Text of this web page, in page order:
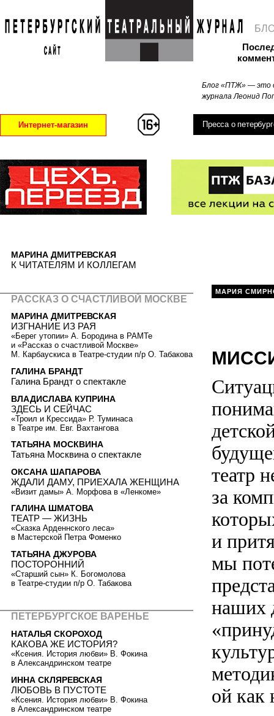
Блог «ПТЖ» — это
журнала Леонид
Интернет-магазин Пресса о
МАРИЯ
театр
за
и
мы
наших
ой как
МАРИНА ДМИТРЕВСКАЯ
К ЧИТАТЕЛЯМ И КОЛЛЕГАМ
РАССКАЗ О СЧАСТЛИВОЙ МОСКВЕ
МАРИНА ДМИТРЕВСКАЯ
ИЗГНАНИЕ ИЗ РАЯ
«Берег утопии» А. Бородина в РАМТе
и «Рассказ о счастливой Москве»
М. Карбаускиса в Театре-студии п/р О. Табакова
ГАЛИНА БРАНДТ
Галина Брандт о спектакле
ВЛАДИСЛАВА КУПРИНА
ЗДЕСЬ И СЕЙЧАС
«Троил и Крессида» Р. Туминаса
в Театре им. Евг. Вахтангова
ТАТЬЯНА МОСКВИНА
Татьяна Москвина о спектакле
ОКСАНА ШАПАРОВА
ЖДАЛИ ДАМУ, ПРИЕХАЛА ЖЕНЩИНА
«Визит дамы» А. Морфова в «Ленкоме»
ГАЛИНА ШМАТОВА
ТЕАТР — ЖИЗНЬ
«Сказка Арденнского леса»
в Мастерской Петра Фоменко
ТАТЬЯНА ДЖУРОВА
ПОСТОРОННИЙ
«Старший сын» К. Богомолова
в Театре-студии п/р О. Табакова
ПЕТЕРБУРГСКОЕ ВАРЕНЬЕ
НАТАЛЬЯ СКОРОХОД
КАКОВА ЖЕ ИСТОРИЯ?
«Ксения. История любви» В. Фокина
в Александринском театре
ИННА СКЛЯРЕВСКАЯ
ЛЮБОВЬ В ПУСТОТЕ
«Ксения. История любви» В. Фокина
в Александринском театре